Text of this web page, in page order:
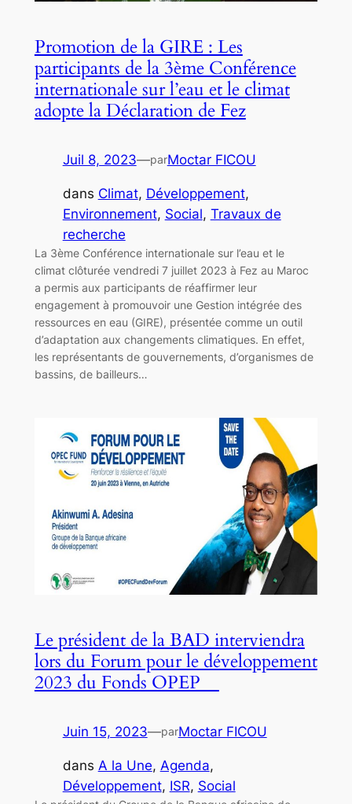
Promotion de la GIRE : Les
participants de la 3ème Conférence
internationale sur l’eau et le climat
adopte la Déclaration de Fez
Juil 8, 2023—parMoctar FICOU
dans Climat, Développement
Environnement, Social, Travaux de
recherche
La 3ème Conférence internationale sur l’eau et le
climat clôturée vendredi 7 juillet 2023 à Fez au Maroc
a permis aux participants de réaffirmer leur
engagement à promouvoir une Gestion intégrée des
ressources en eau (GIRE), présentée comme un outil
d’adaptation aux changements climatiques. En effet,
les représentants de gouvernements, d’organismes de
bassins, de bailleurs…
Le président de la BAD interviendra
lors du Forum pour le développement
2023 du Fonds OPEP
Juin 15, 2023—parMoctar FICOU
dans A la Une, Agenda
Développement, ISR, Social